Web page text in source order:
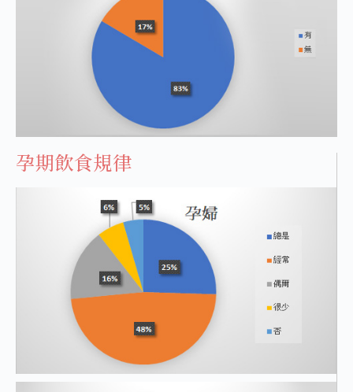
孕期飲食規律